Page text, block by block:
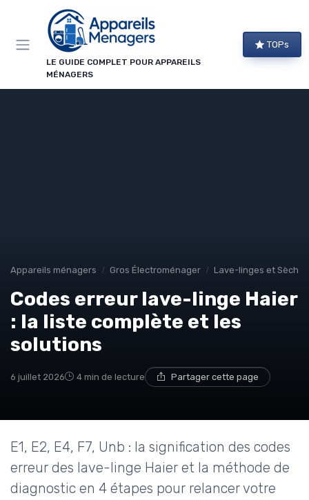
LE GUIDE COMPLET POUR APPAREILS
MÉNAGERS
TOPs
Appareils ménagers Gros Électroménager Lave-linges et
Codes erreur lave-linge Haier
: la liste complète et les
solutions
6 juillet 2026 4 min de lecture Partager cette page
E1, E2, E4, F7, Unb : la signification des codes
erreur des lave-linge Haier et la méthode de
diagnostic en 4 étapes pour relancer votre
Panneau de gestion des cookies